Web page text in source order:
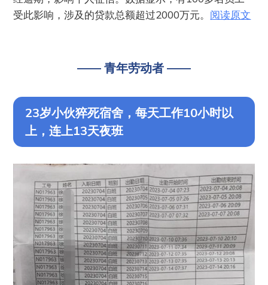
受此影响，涉及的贷款总额超过2000万元。 阅读原文
—— 青年劳动者 ——
23岁小伙猝死宿舍，每天工作10小时以
上，连上13天夜班